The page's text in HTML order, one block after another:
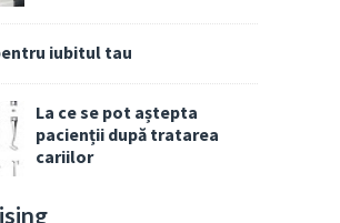
iubitul tau
La ce se pot aștepta
pacienții după tratarea
cariilor